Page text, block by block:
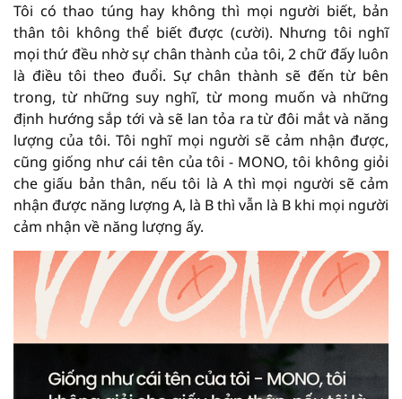
Tôi có thao túng hay không thì mọi người biết, bản
thân tôi không thể biết được (cười). Nhưng tôi nghĩ
mọi thứ đều nhờ sự chân thành của tôi, 2 chữ đấy luôn
là điều tôi theo đuổi. Sự chân thành sẽ đến từ bên
trong, từ những suy nghĩ, từ mong muốn và những
định hướng sắp tới và sẽ lan tỏa ra từ đôi mắt và năng
lượng của tôi. Tôi nghĩ mọi người sẽ cảm nhận được,
cũng giống như cái tên của tôi - MONO, tôi không giỏi
che giấu bản thân, nếu tôi là A thì mọi người sẽ cảm
nhận được năng lượng A, là B thì vẫn là B khi mọi người
cảm nhận về năng lượng ấy.